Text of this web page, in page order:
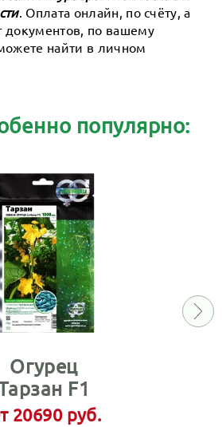
. Оплата онлайн, по счёту, а
по вашему
найти в личном
популярно:
Огурец
F1
20690 руб.